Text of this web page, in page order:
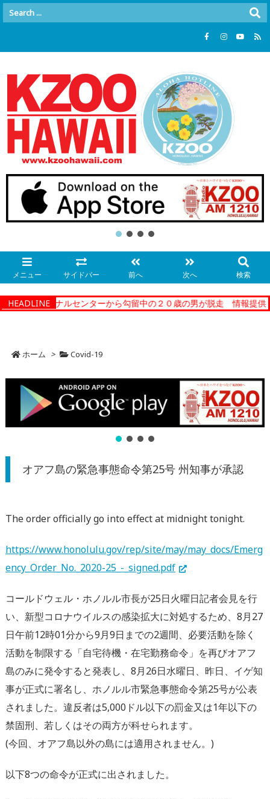
メニュー サイドバー 前へ 次へ 検索
HEADLINE
レクショナルセンターから勾留中の２０歳の男が脱走 情報提供
ホーム > Covid-19
オアフ島の緊急事態命令第25号 州知事が承認
The order officially go into effect at midnight tonight.
https://www.honolulu.gov/rep/site/may/may_docs/Emerg
ency_Order_No._2020-25_-_signed.pdf
コールドウェル・ホノルル市長が25日火曜日記者会見を行
い、新型コロナウイルスの感染拡大に対処するため、8月27
日午前12時01分から9月9日までの2週間、必要活動を除く
活動を制限する「自宅待機・在宅勤務命令」を再びオアフ
島のみに発令すると発表し、8月26日水曜日、昨日、イゲ知
事が正式に署名し、ホノルル市緊急事態命令第25号が公表
されました。違反者は5,000ドル以下の罰金又は1年以下の
禁固刑、若しくはその両方が科せられます。
(今回、オアフ島以外の島には適用されません。)
以下8つの命令が正式に出されました。